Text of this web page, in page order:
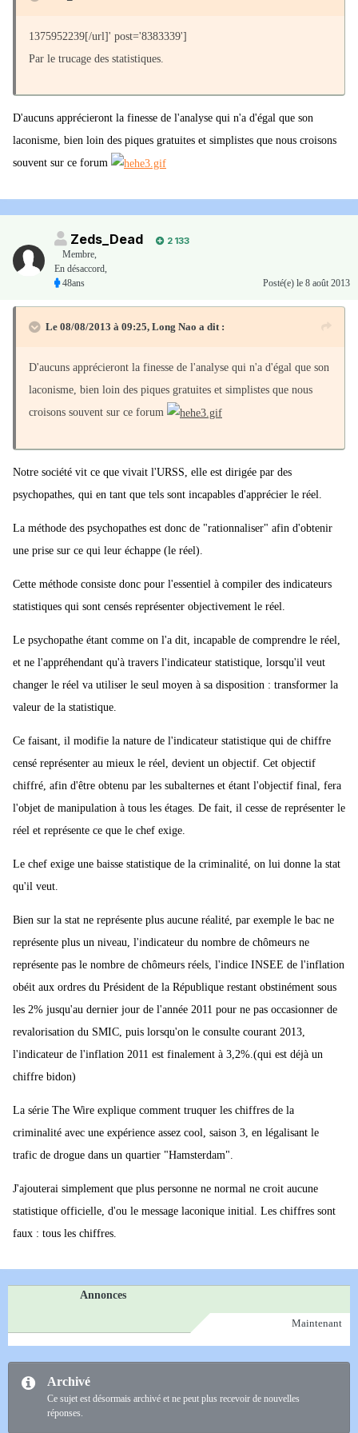
1375952239[/url]' post='8383339']
Par le trucage des statistiques.
D'aucuns apprécieront la finesse de l'analyse qui n'a d'égal que son
laconisme, bien loin des piques gratuites et simplistes que nous croisons
souvent sur ce forum
Zeds_Dead
2 133
Membre,
En désaccord,
48ans
Posté(e) le 8 août 2013
Le 08/08/2013 à 09:25, Long Nao a dit :
D'aucuns apprécieront la finesse de l'analyse qui n'a d'égal que son
laconisme, bien loin des piques gratuites et simplistes que nous
croisons souvent sur ce forum
Notre société vit ce que vivait l'URSS, elle est dirigée par des
psychopathes, qui en tant que tels sont incapables d'apprécier le réel.
La méthode des psychopathes est donc de "rationnaliser" afin d'obtenir
une prise sur ce qui leur échappe (le réel).
Cette méthode consiste donc pour l'essentiel à compiler des indicateurs
statistiques qui sont censés représenter objectivement le réel.
Le psychopathe étant comme on l'a dit, incapable de comprendre le réel,
et ne l'appréhendant qu'à travers l'indicateur statistique, lorsqu'il veut
changer le réel va utiliser le seul moyen à sa disposition : transformer la
valeur de la statistique.
Ce faisant, il modifie la nature de l'indicateur statistique qui de chiffre
censé représenter au mieux le réel, devient un objectif. Cet objectif
chiffré, afin d'être obtenu par les subalternes et étant l'objectif final, fera
l'objet de manipulation à tous les étages. De fait, il cesse de représenter le
réel et représente ce que le chef exige.
Le chef exige une baisse statistique de la criminalité, on lui donne la stat
qu'il veut.
Bien sur la stat ne représente plus aucune réalité, par exemple le bac ne
représente plus un niveau, l'indicateur du nombre de chômeurs ne
représente pas le nombre de chômeurs réels, l'indice INSEE de l'inflation
obéit aux ordres du Président de la République restant obstinément sous
les 2% jusqu'au dernier jour de l'année 2011 pour ne pas occasionner de
revalorisation du SMIC, puis lorsqu'on le consulte courant 2013,
l'indicateur de l'inflation 2011 est finalement à 3,2%.(qui est déjà un
chiffre bidon)
La série The Wire explique comment truquer les chiffres de la
criminalité avec une expérience assez cool, saison 3, en légalisant le
trafic de drogue dans un quartier "Hamsterdam".
J'ajouterai simplement que plus personne ne normal ne croit aucune
statistique officielle, d'ou le message laconique initial. Les chiffres sont
faux : tous les chiffres.
Annonces
Maintenant
Archivé
Ce sujet est désormais archivé et ne peut plus recevoir de nouvelles
réponses.